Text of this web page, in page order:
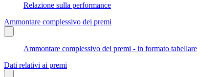
Relazione sulla performance
Ammontare complessivo dei premi
Ammontare complessivo dei premi - in formato tabellare
Dati relativi ai premi